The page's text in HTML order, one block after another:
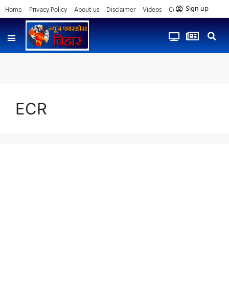
Home Privacy Policy About us Disclaimer Videos Contact us
Sign up
ECR